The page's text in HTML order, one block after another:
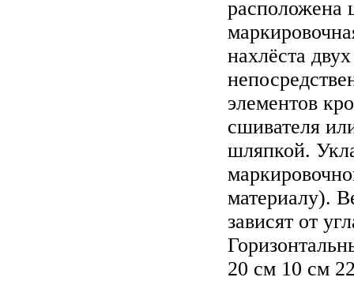
расположена
нахлёста
элементов
сшивателя
шляпкой.
материалу).
зависят от
20 см 10 см